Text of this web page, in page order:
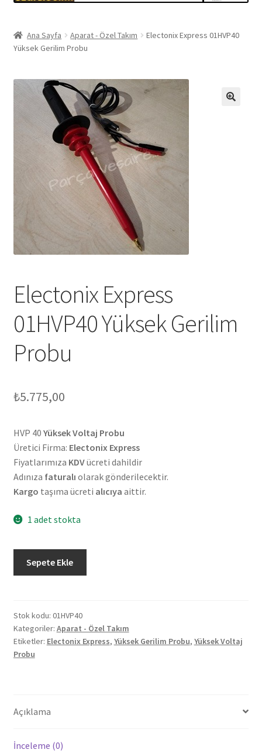
Ana Sayfa Aparat - Özel Takım
Electonix Express 01HVP40
Yüksek Gerilim Probu
Electonix Express
01HVP40 Yüksek Gerilim
Probu
₺5.775,00
HVP 40 Yüksek Voltaj Probu
Üretici Firma: Electonix Express
Fiyatlarımıza KDVücreti dahildir
Adınıza faturalı olarak gönderilecektir.
Kargo taşıma ücreti alıcıya aittir.
1 adet stokta
Express
Gerilim
Probu
adet
Sepete Ekle
Stok kodu: 01HVP40
Kategoriler: Aparat - Özel Takım
Etiketler: Electonix Express, Yüksek Gerilim Probu, Yüksek Voltaj
Probu
Açıklama
İnceleme (0)